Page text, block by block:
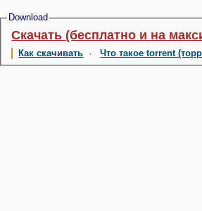
Download
Скачать (бесплатно и на
Как скачивать ·Что такое torrent